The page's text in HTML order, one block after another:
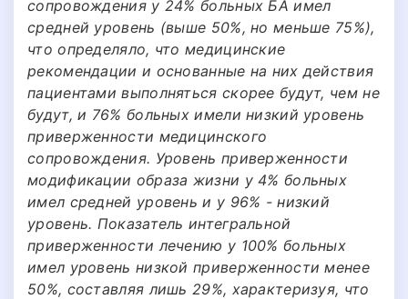
сопровождения у 24% больных БА имел
средней уровень (выше 50%, но меньше 75%),
что определяло, что медицинские
рекомендации и основанные на них действия
пациентами выполняться скорее будут, чем не
будут, и 76% больных имели низкий уровень
приверженности медицинского
сопровождения. Уровень приверженности
модификации образа жизни у 4% больных
имел средней уровень и у 96% - низкий
уровень. Показатель интегральной
приверженности лечению у 100% больных
имел уровень низкой приверженности менее
50%, составляя лишь 29%, характеризуя, что